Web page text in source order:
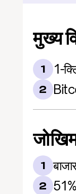
मुख्य
1 1-
2
1
2